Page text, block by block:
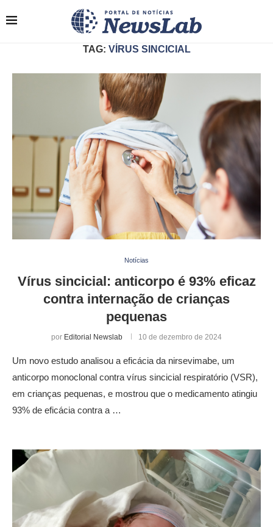
TAG: VÍRUS SINCICIAL
Notícias
Vírus sincicial: anticorpo é 93% eficaz
contra internação de crianças
pequenas
por Editorial Newslab 10 de dezembro de 2024
Um novo estudo analisou a eficácia da nirsevimabe, um
anticorpo monoclonal contra vírus sincicial respiratório (VSR),
em crianças pequenas, e mostrou que o medicamento atingiu
93% de eficácia contra a …